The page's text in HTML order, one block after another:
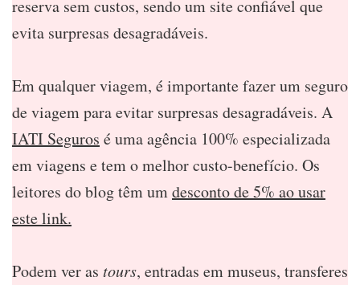
reserva sem custos, sendo um site confiável que
evita surpresas desagradáveis.
Em qualquer viagem, é importante fazer um seguro
de viagem para evitar surpresas desagradáveis. A
IATI Seguros é uma agência 100% especializada
em viagens e tem o melhor custo-benefício. Os
leitores do blog têm umdesconto de 5% ao usar
este link.
Podem ver as tours, entradas em museus, transferes